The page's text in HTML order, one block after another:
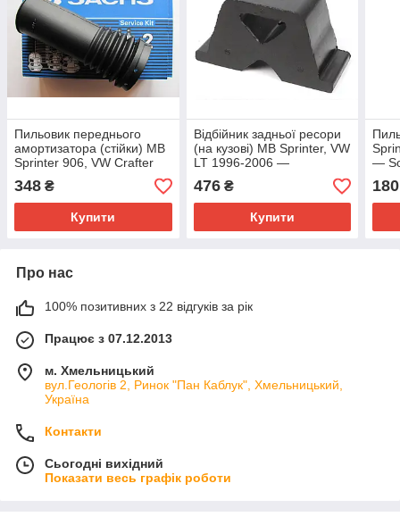
Пильовик переднього
амортизатора (стійки) MB
Sprinter 906, VW Crafter
2006→ Sachs (Німеччина)
— 900 183
348 ₴
Купити
Відбійник задньої ресори
(на кузові) MB Sprinter, VW
LT 1996-2006 —
Autotechteile (Німеччина)
— 100 3244
476₴
Купити
—
180
Про нас
100% позитивних з 22 відгуків за рік
Працює з 07.12.2013
м. Хмельницький
вул.Геологів 2, Ринок "Пан Каблук", Хмельницький,
Україна
Контакти
Сьогодні вихідний
Показати весь графік роботи